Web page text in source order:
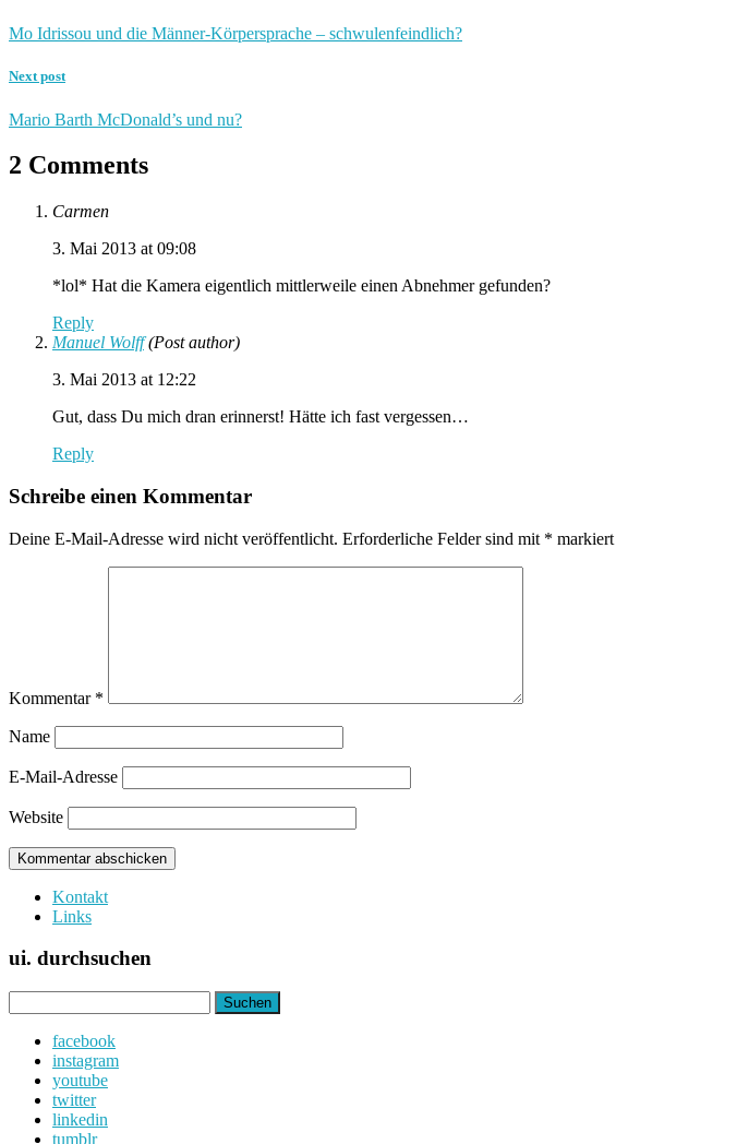
Mo Idrissou und die Männer-Körpersprache – schwulenfeindlich?
Next post
Mario Barth McDonald’s und nu?
2 Comments
Carmen
3. Mai 2013 at 09:08
*lol* Hat die Kamera eigentlich mittlerweile einen Abnehmer gefunden?
Reply
Manuel Wolff (Post author)
3. Mai 2013 at 12:22
Gut, dass Du mich dran erinnerst! Hätte ich fast vergessen…
Reply
Schreibe einen Kommentar
Deine E-Mail-Adresse wird nicht veröffentlicht. Erforderliche Felder sind mit * markiert
Kommentar *
Name
E-Mail-Adresse
Website
Kontakt
Links
ui. durchsuchen
nach:
facebook
instagram
youtube
twitter
linkedin
tumblr